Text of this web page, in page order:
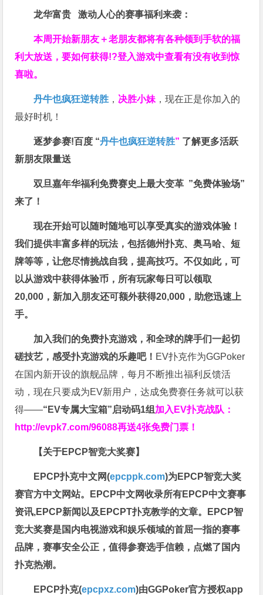
龙华富贵 激动人心的赛事福利来袭：
本周开始新朋友＋老朋友都将有各种领到手软的福
利大放送，要如何获得!?登入游戏中查看有没有收到惊
喜啦。
丹牛也疯狂逆转胜 ， 决胜小妹 ，现在正是你加入的
最好时机！
逐梦参赛!百度 “丹牛也疯狂逆转胜” 了解更多活跃
新朋友限量送
双旦嘉年华福利免费赛史上最大变革 ”免费体验场”
来了！
现在开始可以随时随地可以享受真实的游戏体验！
我们提供丰富多样的玩法，包括德州扑克、奥马哈、短
牌等等，让您尽情挑战自我，提高技巧。不仅如此，可
以从游戏中获得体验币，所有玩家每日可以领取
20,000，新加入朋友还可额外获得20,000，助您迅速上
手。
加入我们的免费扑克游戏，和全球的牌手们一起切
磋技艺，感受扑克游戏的乐趣吧！ EV扑克作为GGPoker
在国内新开设的旗舰品牌，每月不断推出福利反馈活
动，现在只要成为EV新用户，达成免费赛任务就可以获
得——“EV专属大宝箱”启动码1组 加入EV扑克战队：
http://evpk7.com/96088再送4张免费门票！
【关于EPCP智竞大奖赛】
EPCP扑克中文网(epcppk.com)为EPCP智竞大奖
赛官方中文网站。EPCP中文网收录所有EPCP中文赛事
资讯,EPCP新闻以及EPCPT扑克教学的文章。EPCP智
竞大奖赛是国内电视游戏和娱乐领域的首屈一指的赛事
品牌，赛事安全公正，值得参赛选手信赖，点燃了国内
扑克热潮。
EPCP扑克(epcpxz.com)由GGPoker官方授权app